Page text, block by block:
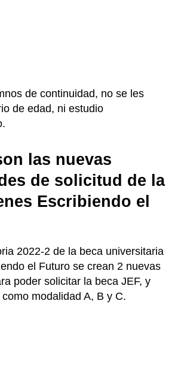
de continuidad, no se les
de edad, ni estudio
las nuevas
de solicitud de la
Escribiendo el
2022-2 de la beca universitaria
el Futuro se crean 2 nuevas
poder solicitar la beca JEF, y
modalidad A, B y C.